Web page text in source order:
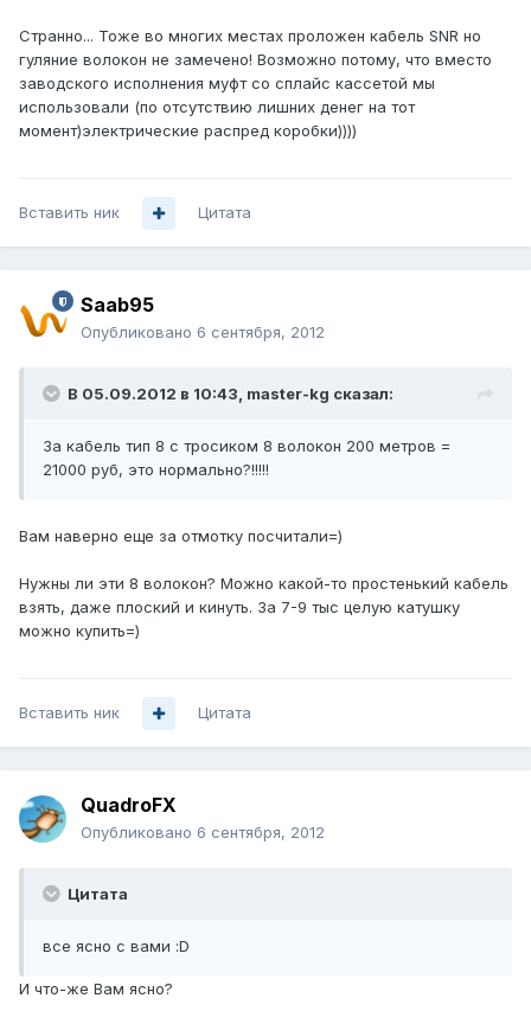
Странно... Тоже во многих местах проложен кабель SNR но
гуляние волокон не замечено! Возможно потому, что вместо
заводского исполнения муфт со сплайс кассетой мы
использовали (по отсутствию лишних денег на тот
момент)электрические распред коробки))))
Вставить ник Цитата
Saab95
Опубликовано 6 сентября, 2012
В 05.09.2012 в 10:43, master-kg сказал:
За кабель тип 8 с тросиком 8 волокон 200 метров =
21000 руб, это нормально?!!!!!
Вам наверно еще за отмотку посчитали=)
Нужны ли эти 8 волокон? Можно какой-то простенький кабель
взять, даже плоский и кинуть. За 7-9 тыс целую катушку
можно купить=)
Вставить ник Цитата
QuadroFX
Опубликовано 6 сентября, 2012
Цитата
все ясно с вами :D
И что-же Вам ясно?